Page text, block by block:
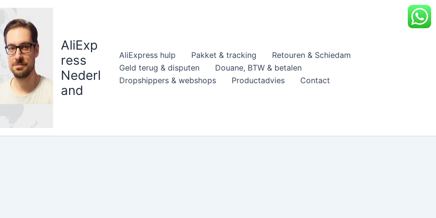
AliExp
ress
Nederl
and
AliExpress hulp Pakket & tracking
Retouren & Schiedam
Geld terug & disputen
Douane, BTW & betalen
Dropshippers & webshops
Productadvies Contact